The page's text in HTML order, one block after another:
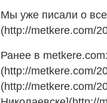
Мы уже писали о
(http://metkere.com/
Ранее в
(http://metkere.com/
(http://metkere.com/